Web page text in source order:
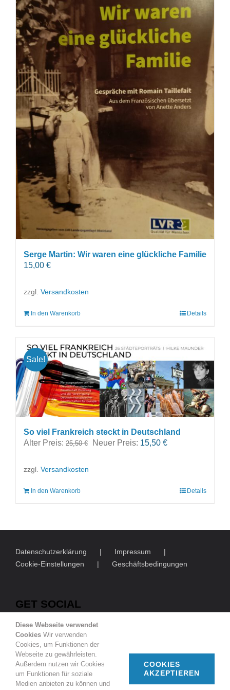
Serge Martin: Wir waren eine glückliche Familie
15,00 €
zzgl. Versandkosten
In den Warenkorb Details
Sale!
So viel Frankreich steckt in Deutschland
Alter Preis: 25,50€
Ursprünglicher
Neuer Preis: 15,50 €Aktueller
zzgl. Versandkosten
In den Warenkorb Details
Datenschutzerklärung
Impressum
Cookie-Einstellungen
Geschäftsbedingungen
GET SOCIAL
© Copyright2026 | Deutsch-Französische Gesellschaft
Duisburg e.V.
Diese Webseite verwendet
Cookies Wir verwenden
Cookies, um Funktionen der
Webseite zu gewährleisten.
Außerdem nutzen wir Cookies
um Funktionen für soziale
Medien anbieten zu können und
COOKIES
AKZEPTIEREN